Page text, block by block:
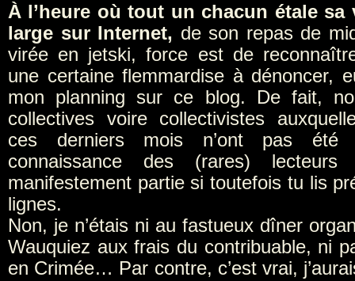
À l’heure où tout un chacun étale sa
large sur Internet, de son repas de
virée en jetski, force est de
une certaine flemmardise à dénoncer,
mon planning sur ce blog. De fait,
collectives voire collectivistes
ces derniers mois n’ont pas
connaissance des (rares)
manifestement partie si toutefois tu lis
lignes.
Non, je n’étais ni au fastueux dîner
Wauquiez aux frais du contribuable, ni
en Crimée… Par contre, c’est vrai,